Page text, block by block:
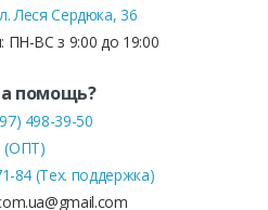
Леся Сердюка, 36
ПН-ВС з 9:00 до 19:00
помощь?
498-39-50
(ОПТ)
84 (Тех. поддержка)